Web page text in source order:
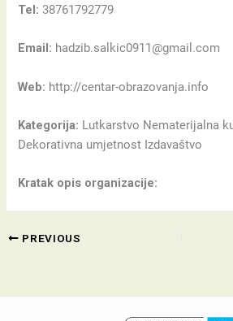
Tel: 38761792779
Email: hadzib.salkic0911@gmail.com
Web: http://centar-obrazovanja.info
Kategorija: Lutkarstvo Nematerijalna
Dekorativna umjetnost Izdavaštvo
Kratak opis organizacije:
PREVIOUS